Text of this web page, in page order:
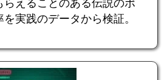
らえることのある伝説のポ
実践のデータから検証。